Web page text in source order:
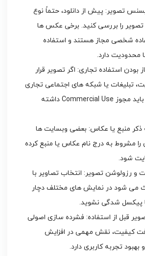
تصویر: پیش از دانلود، حتماً نوع
تصویر را بررسی کنید. برخی عکس ها
شخصی مجاز هستند و استفاده
محدودیت دارد.
بودن استفاده تجاری: اگر تصویر قرار
تبلیغات یا شبکه های اجتماعی تجاری
استفاده شود، باید مجوز Commercial Use داشته
ذکر منبع یا عکاس: بعضی وبسایت ها
را مشروط به درج نام عکاس یا منبع کرده
شود.
و رزولوشن تصویر: انتخاب تصاویر با
می شود در نمایش های مختلف دچار
پیکسل شدگی نشوید.
قبل از استفاده: فشرده سازی اصولی
کیفیت، نقش مهمی در افزایش
تجربه کاربری دارد.